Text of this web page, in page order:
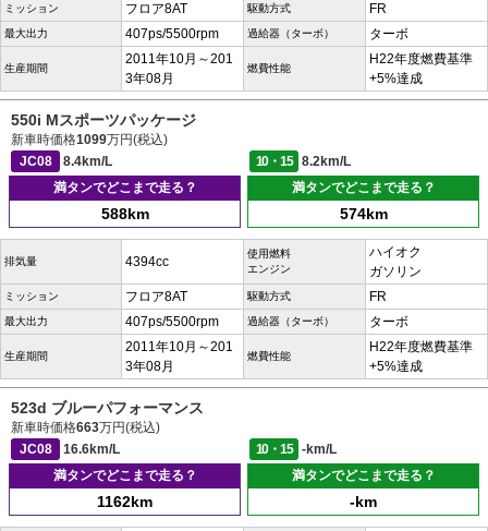
ミッション フロア8AT 駆動方式 FR
最大出力 407ps/5500rpm 過給器（ターボ） ターボ
生産期間
2011年10月～201
3年08月
燃費性能
H22年度燃費基準
+5%達成
550i Mスポーツパッケージ
新車時価格1099万円(税込)
JC08
8.4km/L 10・15
8.2km/L
満タンでどこまで走る？
588km
満タンでどこまで走る？
574km
排気量 4394cc
使用燃料
エンジン
ハイオク
ガソリン
ミッション フロア8AT 駆動方式 FR
最大出力 407ps/5500rpm 過給器（ターボ） ターボ
生産期間
2011年10月～201
3年08月
燃費性能
H22年度燃費基準
+5%達成
523d ブルーパフォーマンス
新車時価格663万円(税込)
JC08
16.6km/L 10・15
-km/L
満タンでどこまで走る？
1162km
満タンでどこまで走る？
-km